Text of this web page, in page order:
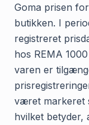
Goma prisen
butikken. I
registreret
hos REMA
varen er
været markeret
hvilket betyder,